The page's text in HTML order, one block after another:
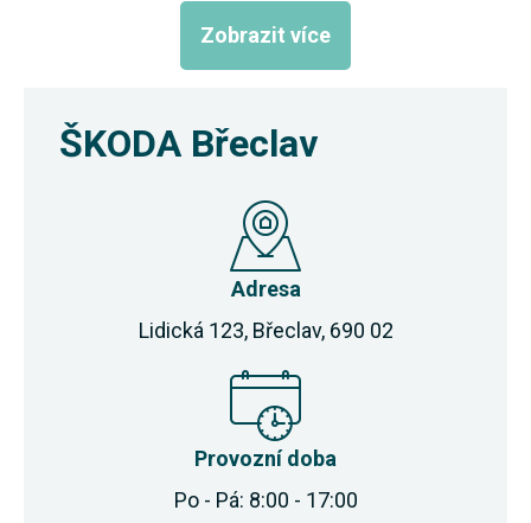
Zobrazit více
ŠKODA Břeclav
Adresa
Lidická 123, Břeclav, 690 02
Provozní doba
Po - Pá: 8:00 - 17:00